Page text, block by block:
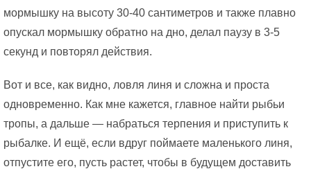
мормышку на высоту 30-40 сантиметров и также плавно
опускал мормышку обратно на дно, делал паузу в 3-5
секунд и повторял действия.
Вот и все, как видно, ловля линя и сложна и проста
одновременно. Как мне кажется, главное найти рыбьи
тропы, а дальше — набраться терпения и приступить к
рыбалке. И ещё, если вдруг поймаете маленького линя,
отпустите его, пусть растет, чтобы в будущем доставить